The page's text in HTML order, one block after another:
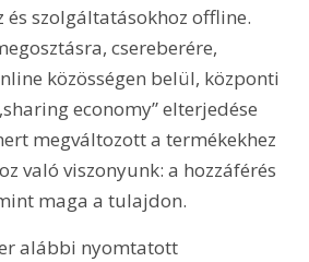
és szolgáltatásokhoz offline.
csereberére,
közösségen belül, központi
economy” elterjedése
megváltozott a termékekhez
való viszonyunk: a hozzáférés
maga a tulajdon.
alábbi nyomtatott